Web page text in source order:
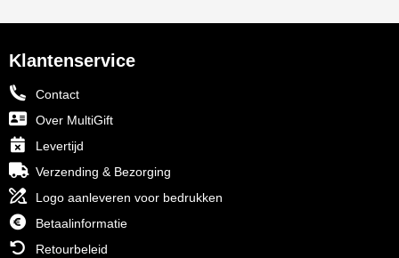
Klantenservice
Contact
Over MultiGift
Levertijd
Verzending & Bezorging
Logo aanleveren voor bedrukken
Betaalinformatie
Retourbeleid